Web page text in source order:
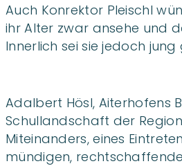
Auch Konrektor Pleischl
ihr Alter zwar ansehe und
Innerlich sei sie jedoch
Adalbert Hösl, Aiterhofens
Schullandschaft der
Miteinanders, eines
mündigen,